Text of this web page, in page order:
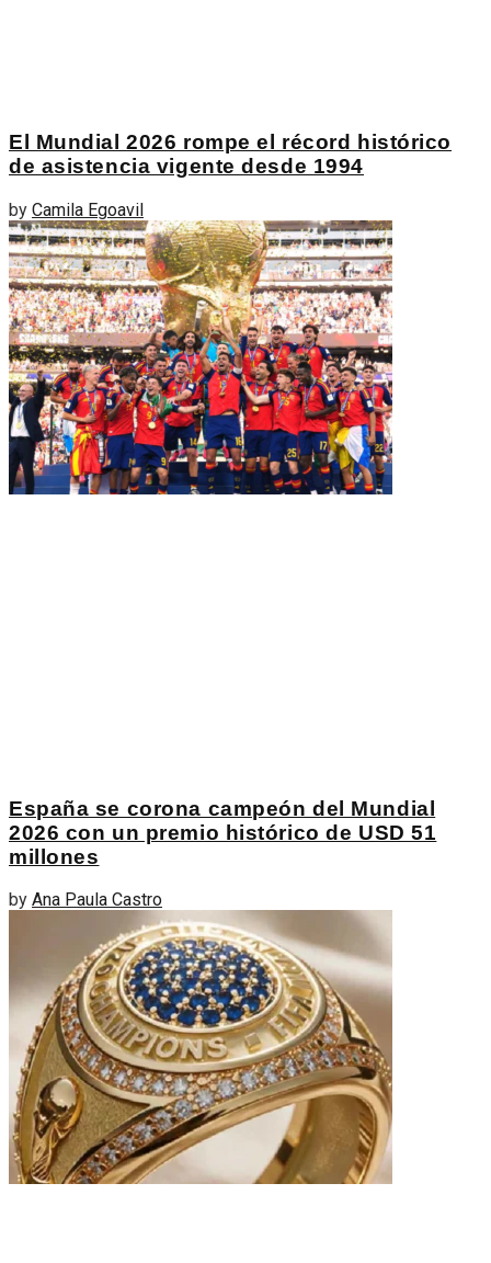
El Mundial 2026 rompe el récord histórico
de asistencia vigente desde 1994
by Camila Egoavil
España se corona campeón del Mundial
2026 con un premio histórico de USD 51
millones
by Ana Paula Castro